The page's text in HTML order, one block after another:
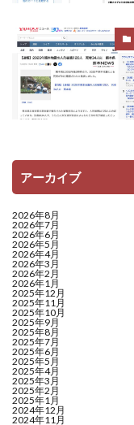
アーカイブ
2026年8月
2026年7月
2026年6月
2026年5月
2026年4月
2026年3月
2026年2月
2026年1月
2025年12月
2025年11月
2025年10月
2025年9月
2025年8月
2025年7月
2025年6月
2025年5月
2025年4月
2025年3月
2025年2月
2025年1月
2024年12月
2024年11月